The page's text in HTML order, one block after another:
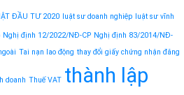
ĐẦU TƯ 2020 luật sư doanh nghiệp luật sư vĩnh
Nghị định 12/2022/NĐ-CP Nghị định 83/2014/NĐ-
Tai nạn lao động thay đổi giấy chứng nhận đăng
doanh Thuế VAT thành lập